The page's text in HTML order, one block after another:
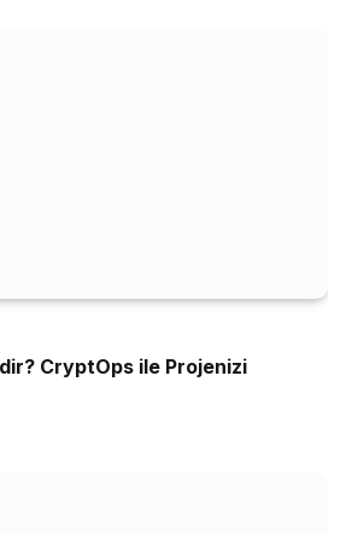
CryptOps ile Projenizi